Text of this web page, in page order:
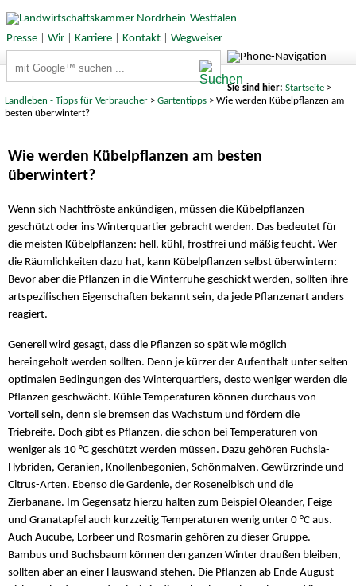
Presse| Wir| Karriere| Kontakt| Wegweiser
Sie sind hier: Startseite>
Landleben - Tipps für Verbraucher >Gartentipps > Wie werden Kübelpflanzen am
besten überwintert?
Wie werden Kübelpflanzen am besten
überwintert?
Wenn sich Nachtfröste ankündigen, müssen die Kübelpflanzen
geschützt oder ins Winterquartier gebracht werden. Das bedeutet für
die meisten Kübelpflanzen: hell, kühl, frostfrei und mäßig feucht. Wer
die Räumlichkeiten dazu hat, kann Kübelpflanzen selbst überwintern:
Bevor aber die Pflanzen in die Winterruhe geschickt werden, sollten ihre
artspezifischen Eigenschaften bekannt sein, da jede Pflanzenart anders
reagiert.
Generell wird gesagt, dass die Pflanzen so spät wie möglich
hereingeholt werden sollten. Denn je kürzer der Aufenthalt unter selten
optimalen Bedingungen des Winterquartiers, desto weniger werden die
Pflanzen geschwächt. Kühle Temperaturen können durchaus von
Vorteil sein, denn sie bremsen das Wachstum und fördern die
Triebreife. Doch gibt es Pflanzen, die schon bei Temperaturen von
weniger als 10 °C geschützt werden müssen. Dazu gehören Fuchsia-
Hybriden, Geranien, Knollenbegonien, Schönmalven, Gewürzrinde und
Citrus-Arten. Ebenso die Gardenie, der Roseneibisch und die
Zierbanane. Im Gegensatz hierzu halten zum Beispiel Oleander, Feige
und Granatapfel auch kurzzeitig Temperaturen wenig unter 0 °C aus.
Auch Aucube, Lorbeer und Rosmarin gehören zu dieser Gruppe.
Bambus und Buchsbaum können den ganzen Winter draußen bleiben,
sollten aber an einer Hauswand stehen. Die Pflanzen ab Ende August